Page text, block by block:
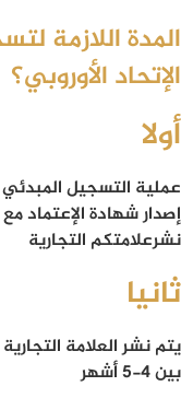
المدة اللازمة
الإتحاد الأوروبي؟
أولا
إصدار شهادة الإعتماد
نشرعلامتكم التجارية
ثانيا
يتم نشر العلامة
بين 4-5 أشهر